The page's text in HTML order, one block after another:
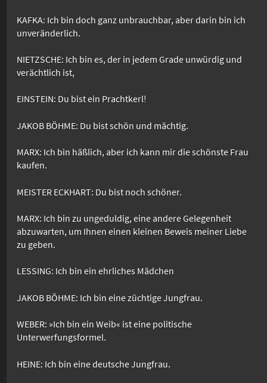
KAFKA: Ich bin doch ganz unbrauchbar, aber darin bin ich
unveränderlich.
NIETZSCHE: Ich bin es, der in jedem Grade unwürdig und
verächtlich ist,
EINSTEIN: Du bist ein Prachtkerl!
JAKOB BÖHME: Du bist schön und mächtig.
MARX: Ich bin häßlich, aber ich kann mir die schönste Frau
kaufen.
MEISTER ECKHART: Du bist noch schöner.
MARX: Ich bin zu ungeduldig, eine andere Gelegenheit
abzuwarten, um Ihnen einen kleinen Beweis meiner Liebe
zu geben.
LESSING: Ich bin ein ehrliches Mädchen
JAKOB BÖHME: Ich bin eine züchtige Jungfrau.
WEBER: »Ich bin ein Weib« ist eine politische
Unterwerfungsformel.
HEINE: Ich bin eine deutsche Jungfrau.